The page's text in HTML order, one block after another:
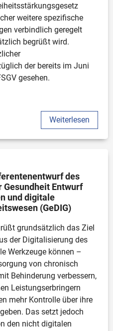
weitere spezifische
verbindlich geregelt
begrüßt wird.
der bereits im Juni
gesehen.
Weiterlesen
des
Entwurf
und digitale
(GeDIG)
grundsätzlich das Ziel
der Digitalisierung des
Werkzeuge können –
von chronisch
Behinderung verbessern,
Leistungserbringern
mehr Kontrolle über ihre
Das setzt jedoch
den nicht digitalen